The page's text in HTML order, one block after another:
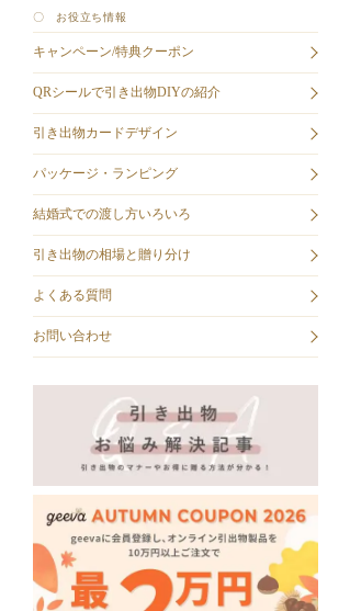
〇 お役立ち情報
キャンペーン/特典クーポン
QRシールで引き出物DIYの紹介
引き出物カードデザイン
パッケージ・ランピング
結婚式での渡し方いろいろ
引き出物の相場と贈り分け
よくある質問
お問い合わせ